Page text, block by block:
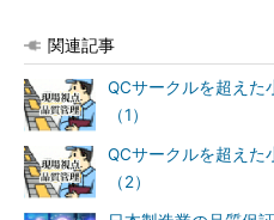
関連記事
QCサークルを超えた
（1）
QCサークルを超えた
（2）